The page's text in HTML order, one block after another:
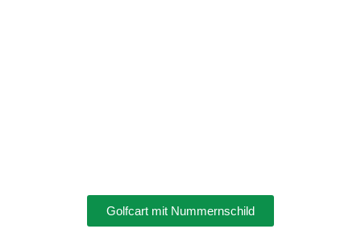
Golfcart mit Nummernschild